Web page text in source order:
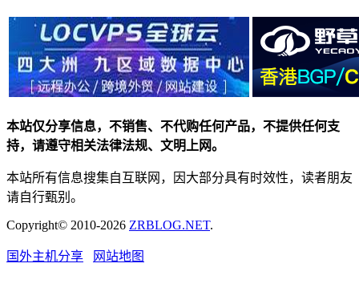
本站仅分享信息，不销售、不代购任何产品，不提供任何支
持，请遵守相关法律法规、文明上网。
本站所有信息搜集自互联网，因大部分具有时效性，读者朋友
请自行甄别。
Copyright© 2010-2026 ZRBLOG.NET.
国外主机分享 网站地图